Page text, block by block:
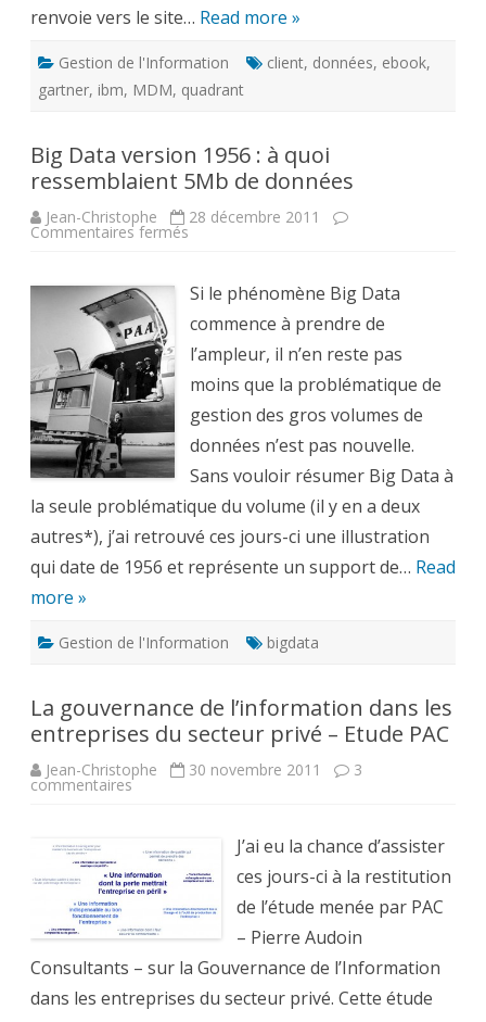
renvoie vers le site… Read more »
Gestion de l'Information client, données, ebook,
gartner, ibm, MDM, quadrant
Big Data version 1956 : à quoi
ressemblaient 5Mb de données
Jean-Christophe 28 décembre 2011
Commentaires fermés
1956
:
à
quoi
ressemblaient
5Mb
de
données
Si le phénomène Big Data
commence à prendre de
l’ampleur, il n’en reste pas
moins que la problématique de
gestion des gros volumes de
données n’est pas nouvelle.
Sans vouloir résumer Big Data à
la seule problématique du volume (il y en a deux
autres*), j’ai retrouvé ces jours-ci une illustration
qui date de 1956 et représente un support de… Read
more »
Gestion de l'Information bigdata
La gouvernance de l’information dans les
entreprises du secteur privé – Etude PAC
Jean-Christophe 30 novembre 2011 3
commentairessur
dans
les
entreprises
secteur
privé
Etude
PAC
J’ai eu la chance d’assister
ces jours-ci à la restitution
de l’étude menée par PAC
– Pierre Audoin
Consultants – sur la Gouvernance de l’Information
dans les entreprises du secteur privé. Cette étude